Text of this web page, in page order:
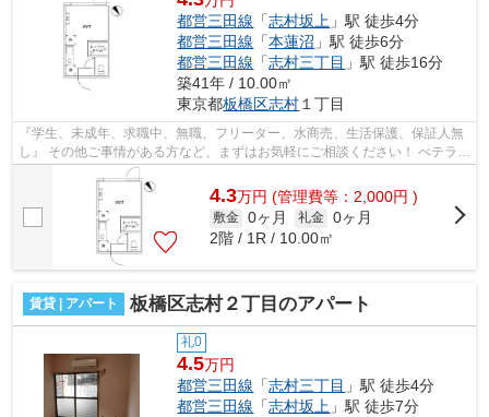
都営三田線 「志村坂上 」駅 徒歩4分
都営三田線 「本蓮沼 」駅 徒歩6分
都営三田線 「志村三丁目 」駅 徒歩16分
築41年 / 10.00㎡
東京都板橋区志村 １丁目
『学生、未成年、求職中、無職、フリーター、水商売、生活保護、保証人無
し』 その他ご事情がある方など、まずはお気軽にご相談ください！ べテラン
スタッフが対応致しますのでご希望...
4.3万円 (管理費等：2,000円 )
敷金 0ヶ月 礼金 0ヶ月
2階 / 1R / 10.00㎡
賃貸 | アパート 板橋区志村２丁目のアパート
礼0
4.5万円
都営三田線 「志村三丁目 」駅 徒歩4分
都営三田線 「志村坂上 」駅 徒歩7分